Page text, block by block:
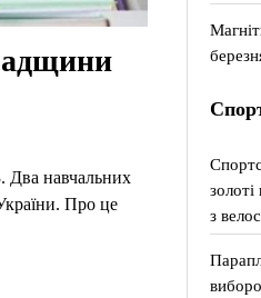
Два навчальних
Про це
з